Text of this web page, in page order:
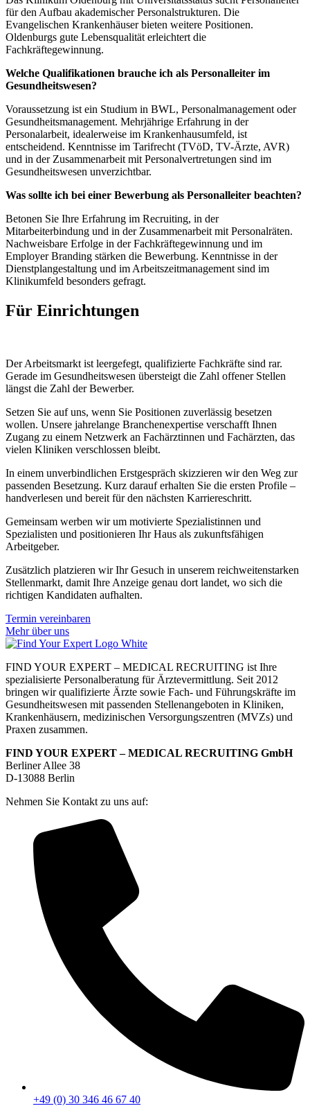
für den Aufbau akademischer Personalstrukturen. Die
Evangelischen Krankenhäuser bieten weitere Positionen.
Oldenburgs gute Lebensqualität erleichtert die
Fachkräftegewinnung.
Welche Qualifikationen brauche ich als Personalleiter im
Gesundheitswesen?
Voraussetzung ist ein Studium in BWL, Personalmanagement oder
Gesundheitsmanagement. Mehrjährige Erfahrung in der
Personalarbeit, idealerweise im Krankenhausumfeld, ist
entscheidend. Kenntnisse im Tarifrecht (TVöD, TV-Ärzte, AVR)
und in der Zusammenarbeit mit Personalvertretungen sind im
Gesundheitswesen unverzichtbar.
Was sollte ich bei einer Bewerbung als Personalleiter beachten?
Betonen Sie Ihre Erfahrung im Recruiting, in der
Mitarbeiterbindung und in der Zusammenarbeit mit Personalräten.
Nachweisbare Erfolge in der Fachkräftegewinnung und im
Employer Branding stärken die Bewerbung. Kenntnisse in der
Dienstplangestaltung und im Arbeitszeitmanagement sind im
Klinikumfeld besonders gefragt.
Für Einrichtungen
Der Arbeitsmarkt ist leergefegt, qualifizierte Fachkräfte sind rar.
Gerade im Gesundheitswesen übersteigt die Zahl offener Stellen
längst die Zahl der Bewerber.
Setzen Sie auf uns, wenn Sie Positionen zuverlässig besetzen
wollen. Unsere jahrelange Branchenexpertise verschafft Ihnen
Zugang zu einem Netzwerk an Fachärztinnen und Fachärzten, das
vielen Kliniken verschlossen bleibt.
In einem unverbindlichen Erstgespräch skizzieren wir den Weg zur
passenden Besetzung. Kurz darauf erhalten Sie die ersten Profile –
handverlesen und bereit für den nächsten Karriereschritt.
Gemeinsam werben wir um motivierte Spezialistinnen und
Spezialisten und positionieren Ihr Haus als zukunftsfähigen
Arbeitgeber.
Zusätzlich platzieren wir Ihr Gesuch in unserem reichweitenstarken
Stellenmarkt, damit Ihre Anzeige genau dort landet, wo sich die
richtigen Kandidaten aufhalten.
Termin vereinbaren
Mehr über uns
FIND YOUR EXPERT – MEDICAL RECRUITING ist Ihre
spezialisierte Personalberatung für Ärztevermittlung. Seit 2012
bringen wir qualifizierte Ärzte sowie Fach- und Führungskräfte im
Gesundheitswesen mit passenden Stellenangeboten in Kliniken,
Krankenhäusern, medizinischen Versorgungszentren (MVZs) und
Praxen zusammen.
FIND YOUR EXPERT – MEDICAL RECRUITING GmbH
Berliner Allee 38
D-13088 Berlin
Nehmen Sie Kontakt zu uns auf:
+49 (0) 30 346 46 67 40